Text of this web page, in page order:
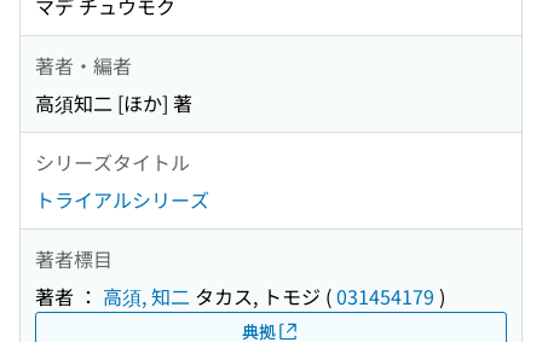
マデ チュウモク
著者・編者
高須知二 [ほか] 著
シリーズタイトル
トライアルシリーズ
著者標目
著者 ： 高須, 知二 タカス, トモジ (031454179 )
典拠